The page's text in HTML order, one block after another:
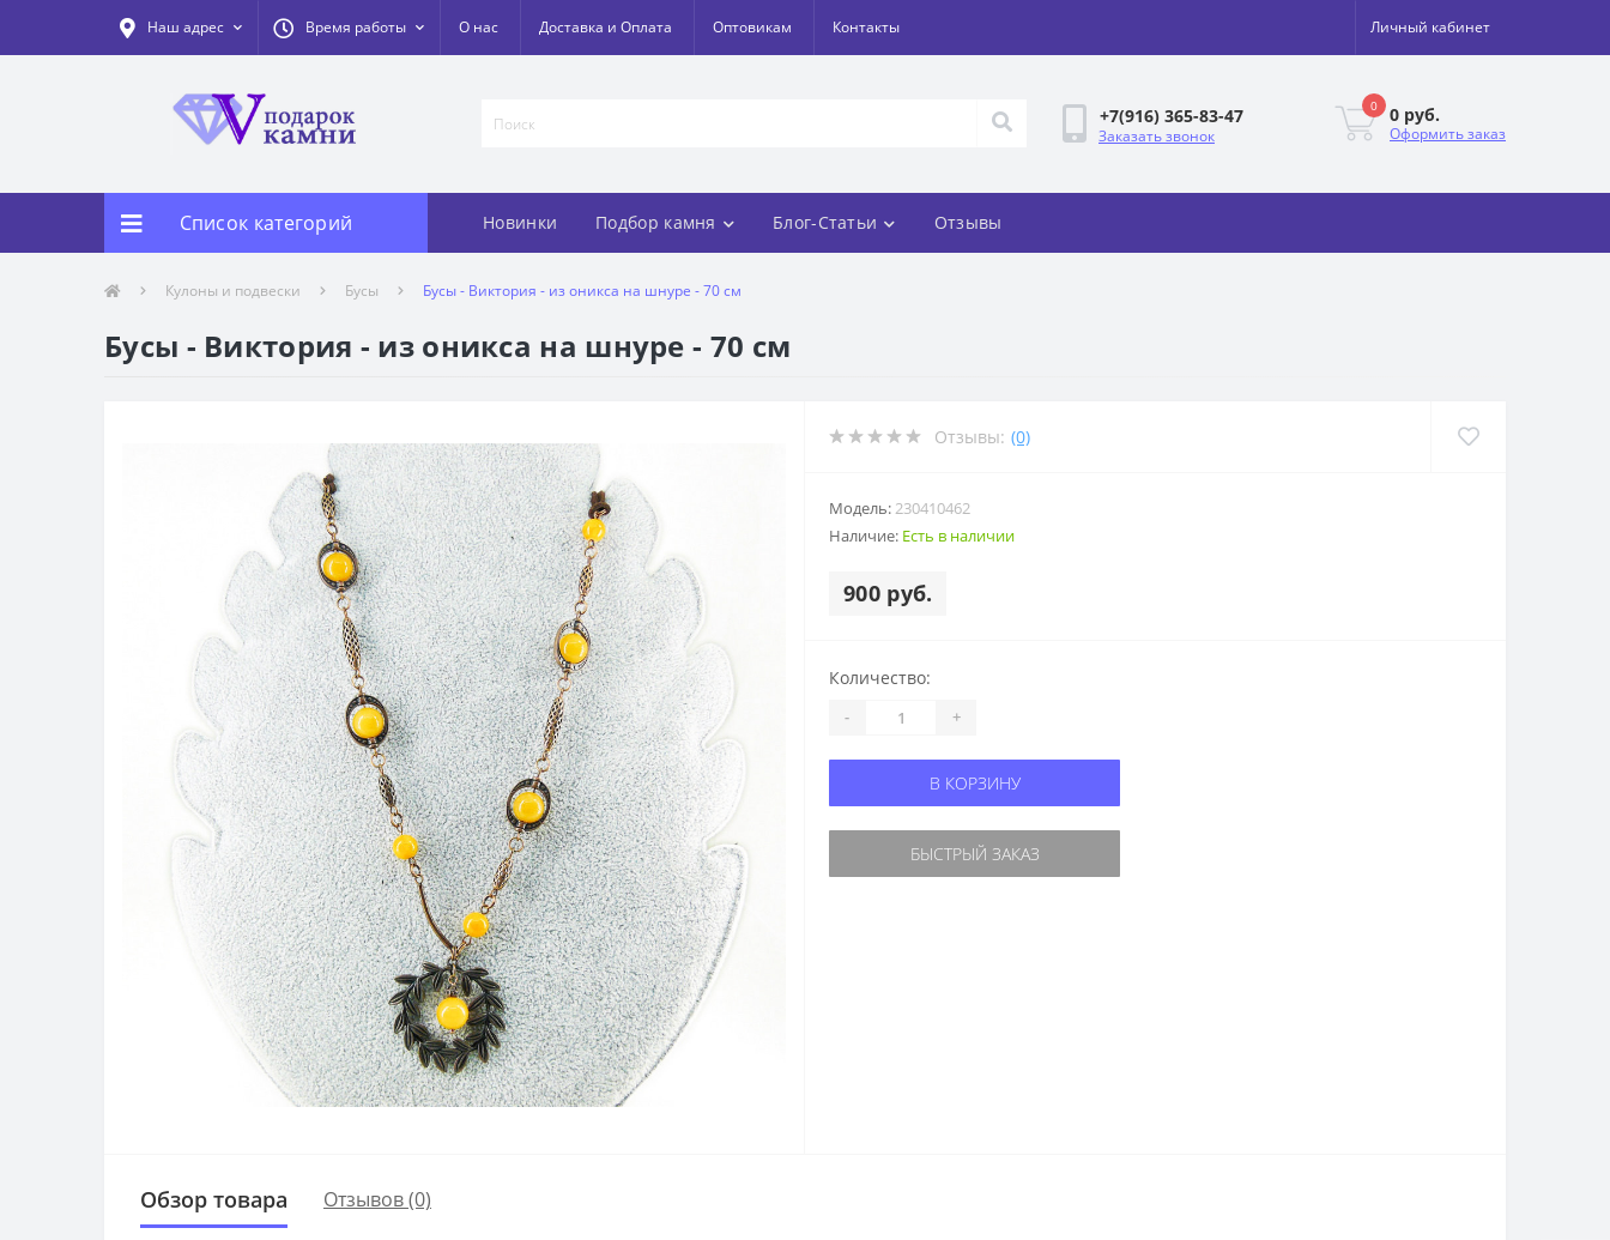
Наш адрес Время работы О нас Доставка и Оплата Оптовикам Контакты Личный кабинет
+7(916) 365-83-47
Заказать звонок
0 0 руб.
Оформить заказ
Список категорий Новинки Подбор камня Блог-Статьи Отзывы
Кулоны и подвески Бусы Бусы - Виктория - из оникса на шнуре - 70 см
Бусы - Виктория - из оникса на шнуре - 70 см
Отзывы: (0)
Модель: 230410462
Наличие: Есть в наличии
900 руб.
Количество:
- +
В КОРЗИНУ
БЫСТРЫЙ ЗАКАЗ
Обзор товара Отзывов (0)